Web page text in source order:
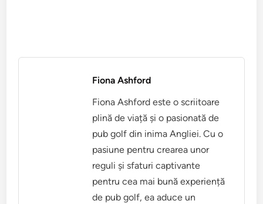
Fiona Ashford
Fiona Ashford este o scriitoare
plină de viață și o pasionată de
pub golf din inima Angliei. Cu o
pasiune pentru crearea unor
reguli și sfaturi captivante
pentru cea mai bună experiență
de pub golf, ea aduce un